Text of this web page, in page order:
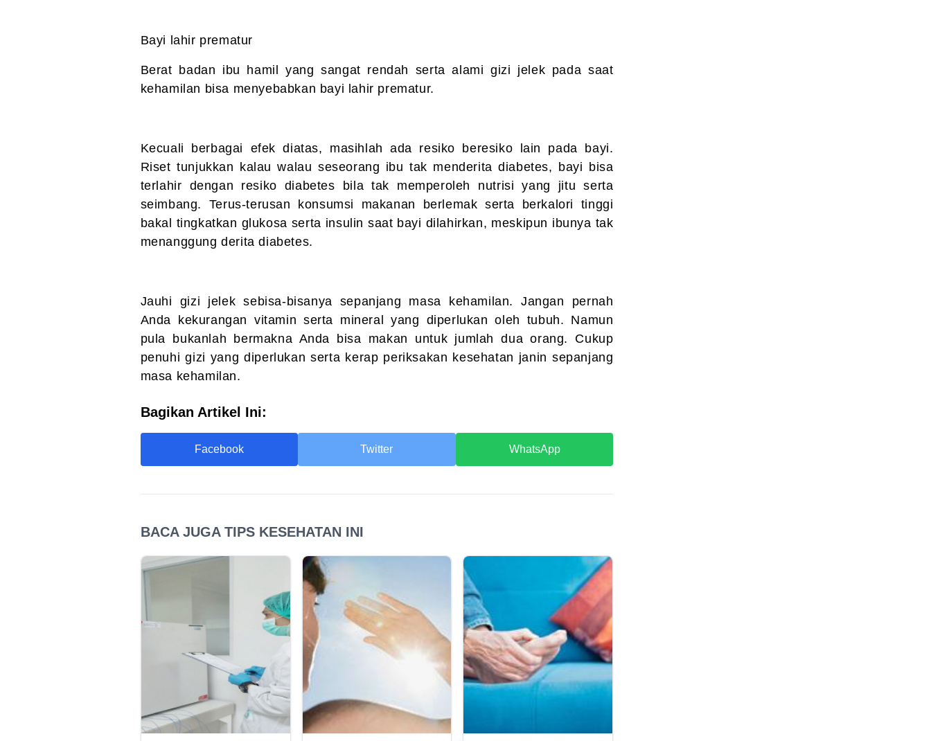
Bayi lahir prematur
Berat badan ibu hamil yang sangat rendah serta alami gizi jelek pada saat
kehamilan bisa menyebabkan bayi lahir prematur.
Kecuali berbagai efek diatas, masihlah ada resiko beresiko lain pada bayi.
Riset tunjukkan kalau walau seseorang ibu tak menderita diabetes, bayi bisa
terlahir dengan resiko diabetes bila tak memperoleh nutrisi yang jitu serta
seimbang. Terus-terusan konsumsi makanan berlemak serta berkalori tinggi
bakal tingkatkan glukosa serta insulin saat bayi dilahirkan, meskipun ibunya tak
menanggung derita diabetes.
Jauhi gizi jelek sebisa-bisanya sepanjang masa kehamilan. Jangan pernah
Anda kekurangan vitamin serta mineral yang diperlukan oleh tubuh. Namun
pula bukanlah bermakna Anda bisa makan untuk jumlah dua orang. Cukup
penuhi gizi yang diperlukan serta kerap periksakan kesehatan janin sepanjang
masa kehamilan.
Bagikan Artikel Ini:
Facebook Twitter WhatsApp
BACA JUGA TIPS KESEHATAN INI